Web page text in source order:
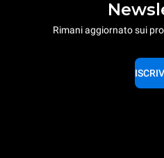
Rimani aggiornato sui